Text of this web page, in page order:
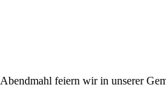
feiern wir in unserer